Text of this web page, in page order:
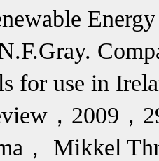
for use in
，2009，
， Mikkel